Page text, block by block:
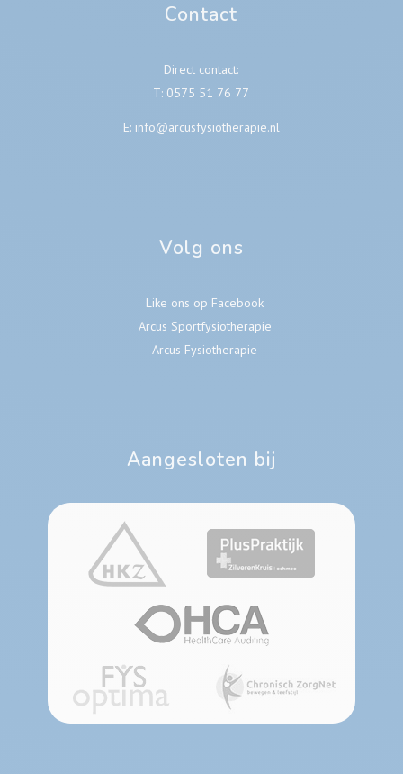
Contact
Direct contact:
T: 0575 51 76 77
E: info@arcusfysiotherapie.nl
Volg ons
Like ons op Facebook
Arcus Sportfysiotherapie
Arcus Fysiotherapie
Aangesloten bij